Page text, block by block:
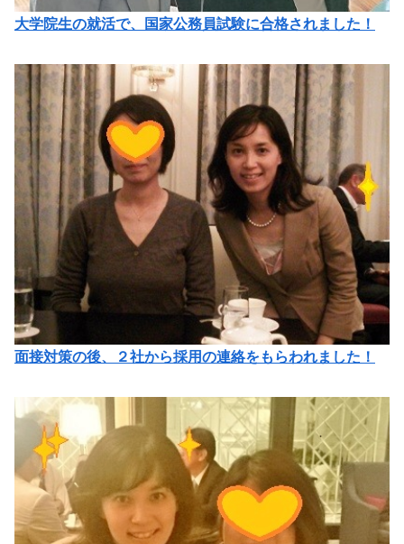
大学院生の就活で、国家公務員試験に合格されました！
面接対策の後、２社から採用の連絡をもらわれました！